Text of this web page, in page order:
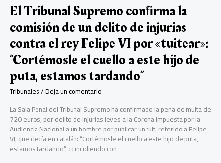
El Tribunal Supremo confirma la
comisión de un delito de injurias
contra el rey Felipe VI por «tuitear»:
“Cortémosle el cuello a este hijo de
puta, estamos tardando”
Tribunales/Deja un comentario
La Sala Penal del Tribunal Supremo ha confirmado la pena de multa de
720 euros, por delito de injurias leves a la Corona impuesta por la
Audiencia Nacional a un hombre por publicar un tuit, referido a Felipe
VI, que decía en catalán: “Cortémosle el cuello a este hijo de puta,
estamos tardando”, coincidiendo con